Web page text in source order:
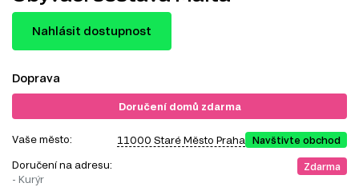
Nahlásit dostupnost
Doprava
Doručení domů zdarma
Vaše město: 11000 Staré Město Praha Navštivte obchod
Doručení na adresu:
- Kurýr
Zdarma